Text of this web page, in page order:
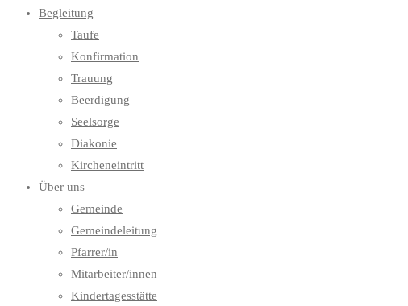
Begleitung
Taufe
Konfirmation
Trauung
Beerdigung
Seelsorge
Diakonie
Kircheneintritt
Über uns
Gemeinde
Gemeindeleitung
Pfarrer/in
Mitarbeiter/innen
Kindertagesstätte